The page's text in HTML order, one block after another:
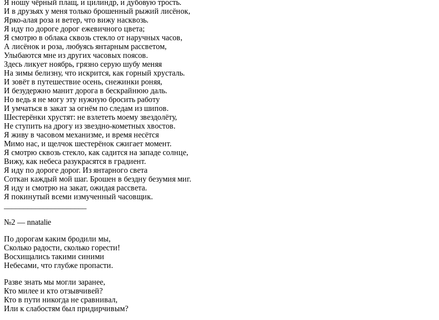
Я ношу чёрный плащ, и цилиндр, и дубовую трость.
И в друзьях у меня только брошенный рыжий лисёнок,
Ярко-алая роза и ветер, что вижу насквозь.
Я иду по дороге дорог ежевичного цвета;
Я смотрю в облака сквозь стекло от наручных часов,
А лисёнок и роза, любуясь янтарным рассветом,
Улыбаются мне из других часовых поясов.
Здесь ликует ноябрь, грязно серую шубу меняя
На зимы белизну, что искрится, как горный хрусталь.
И зовёт в путешествие осень, снежинки роняя,
И безудержно манит дорога в бескрайнюю даль.
Но ведь я не могу эту нужную бросить работу
И умчаться в закат за огнём по следам из шипов.
Шестерёнки хрустят: не взлететь моему звездолёту,
Не ступить на дрогу из звездно-кометных хвостов.
Я живу в часовом механизме, и время несётся
Мимо нас, и щелчок шестерёнок сжигает момент.
Я смотрю сквозь стекло, как садится на западе солнце,
Вижу, как небеса разукрасятся в градиент.
Я иду по дороге дорог. Из янтарного света
Соткан каждый мой шаг. Брошен в бездну безумия миг.
Я иду и смотрю на закат, ожидая рассвета.
Я покинутый всеми измученный часовщик.
№2 — nnatalie
По дорогам каким бродили мы,
Сколько радости, сколько горести!
Восхищались такими синими
Небесами, что глубже пропасти.
Разве знать мы могли заранее,
Кто милее и кто отзывчивей?
Кто в пути никогда не сравнивал,
Или к слабостям был придирчивым?